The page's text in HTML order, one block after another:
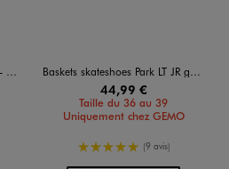
Baskets skateshoes Park LT JR garçon - Puma
44,99 €
Taille du 36 au 39
Uniquement chez GEMO
5/5 de moyenne
(9 avis)